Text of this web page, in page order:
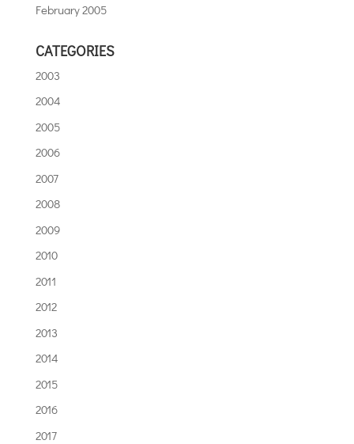
February 2005
CATEGORIES
2003
2004
2005
2006
2007
2008
2009
2010
2011
2012
2013
2014
2015
2016
2017